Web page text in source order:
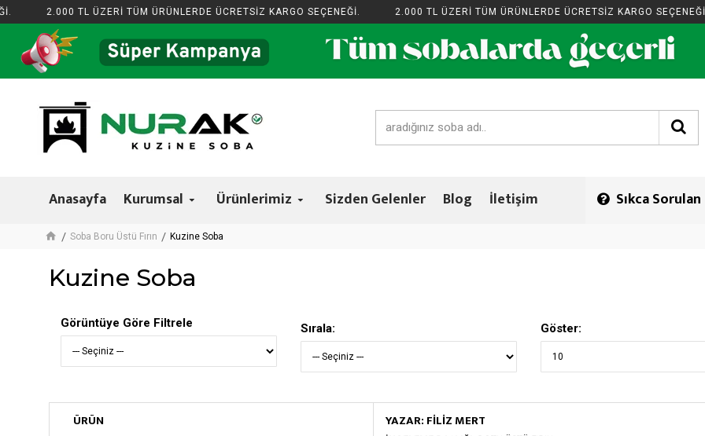
2.000 TL ÜZERİ TÜM ÜRÜNLERDE ÜCRETSİZ KARGO SEÇENEĞİ. 2.000 TL ÜZERİ TÜM ÜRÜNLERDE ÜCRETSİZ KARGO SEÇENEĞİ.
Anasayfa Kurumsal Ürünlerimiz Sizden Gelenler Blog İletişim Sıkca
Soba Boru Üstü Fırın Kuzine Soba
Kuzine Soba
Görüntüye Göre Filtrele Sırala: Göster:
ÜRÜN YAZAR: FILIZ MERT